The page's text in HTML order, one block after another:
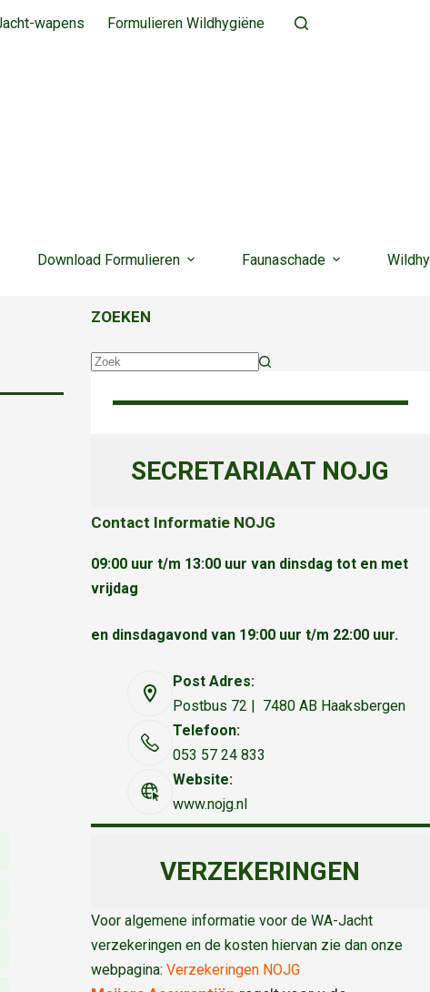
wapens Formulieren Wildhygiëne
Download Formulieren Faunaschade
ZOEKEN
resultaten
SECRETARIAAT NOJG
Contact Informatie NOJG
09:00 uur t/m 13:00 uur van dinsdag tot en met
vrijdag
en dinsdagavond van 19:00 uur t/m 22:00 uur.
Post Adres:
Postbus 72 | 7480 AB Haaksbergen
Telefoon:
053 57 24 833
Website:
www.nojg.nl
VERZEKERINGEN
Voor algemene informatie voor de WA-Jacht
verzekeringen en de kosten hiervan zie dan onze
webpagina: Verzekeringen NOJG